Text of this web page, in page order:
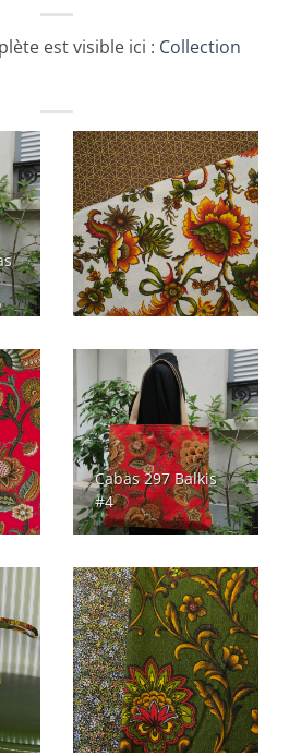
est visible ici : Collection
Cabas 297 Balkis
#4